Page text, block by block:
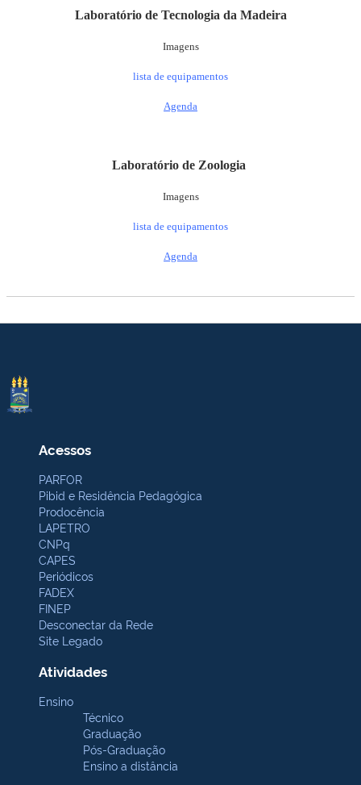
Laboratório de Tecnologia da Madeira
Imagens
lista de equipamentos
Agenda
Laboratório de Zoologia
Imagens
lista de equipamentos
Agenda
Acessos
PARFOR
Pibid e Residência Pedagógica
Prodocência
LAPETRO
CNPq
CAPES
Periódicos
FADEX
FINEP
Desconectar da Rede
Site Legado
Atividades
Ensino
Técnico
Graduação
Pós-Graduação
Ensino a distância